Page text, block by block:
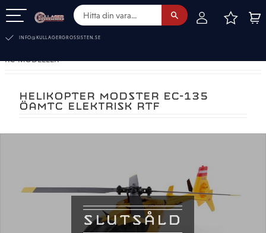
INFO@KULLAGERGROSSISTEN.SE
RC-MODELLER
HELIKOPTER MODSTER EC-135
ÖAMTC ELEKTRISK RTF
SLUTSÅLD